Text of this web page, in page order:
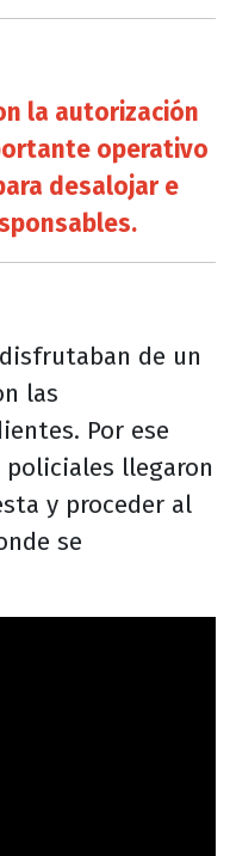
la autorización
operativo
desalojar e
de un
las
Por ese
llegaron
y proceder al
se